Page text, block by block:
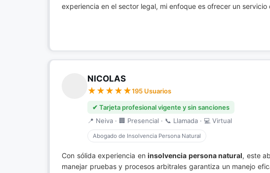
experiencia en el sector legal, mi enfoque es ofrecer un
NICOLAS
195 Usuarios
✔ Tarjeta profesional vigente y sin sanciones
📍 Neiva · 🏢 Presencial · 📞 Llamada · 💻 Virtual
Abogado de Insolvencia Persona Natural
Con sólida experiencia eninsolvencia persona natural, este
manejar pruebas y procesos arbitrales garantiza un manejo